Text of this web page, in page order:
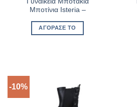
Μποτίνια Isteria –
ΑΓΌΡΑΣΈ ΤΟ
-10%